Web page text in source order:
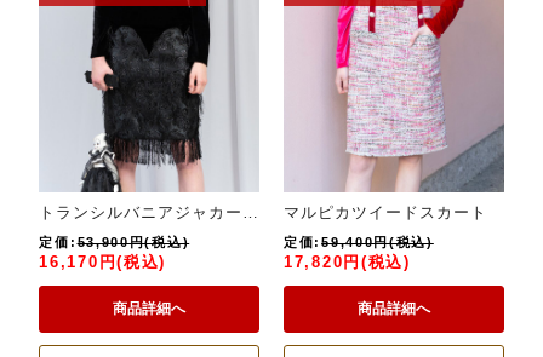
定価:53,900円(税込)
16,170円(税込)
商品詳細へ
マルピカツイードスカート
定価:59,400円(税込)
17,820円(税込)
商品詳細へ